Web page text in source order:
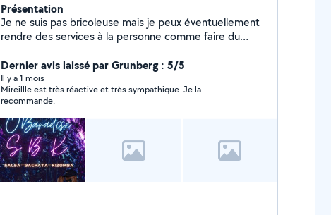
Présentation
Je ne suis pas bricoleuse mais je peux éventuellement
rendre des services à la personne comme faire du
agées....Et bien sûr les animaux.
Dernier avis laissé par Grunberg : 5/5
Il y a 1 mois
Mireillle est très réactive et très sympathique. Je la
recommande.